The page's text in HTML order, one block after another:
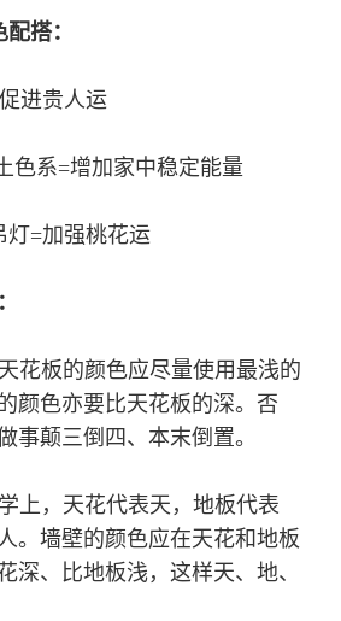
搭：
进贵人运
系=增加家中稳定能量
=加强桃花运
板的颜色应尽量使用最浅的
颜色亦要比天花板的深。否
事颠三倒四、本末倒置。
，天花代表天，地板代表
。墙壁的颜色应在天花和地板
深、比地板浅，这样天、地、